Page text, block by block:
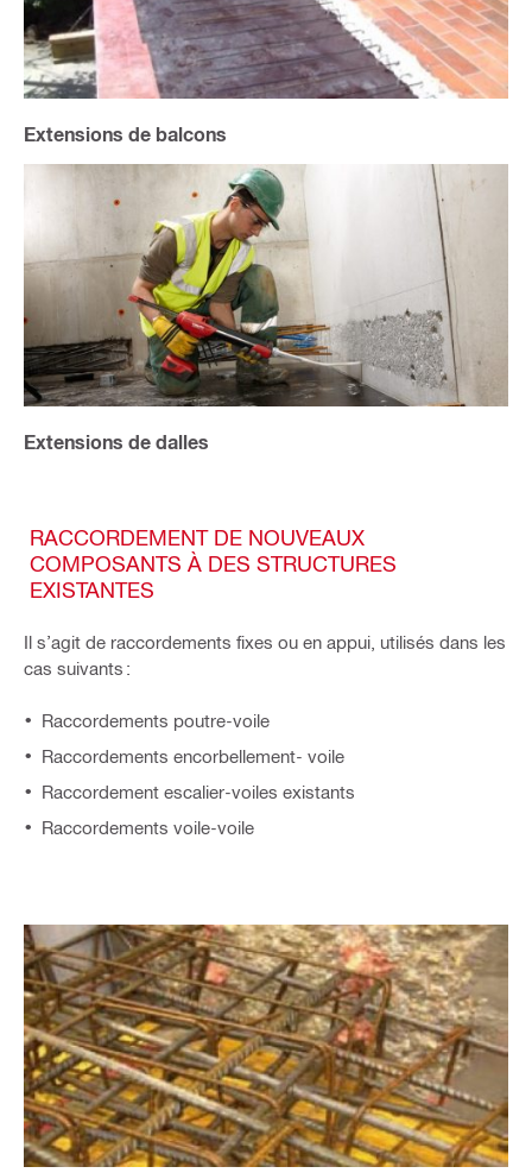
Extensions de balcons
Extensions de dalles
RACCORDEMENT DE NOUVEAUX
COMPOSANTS À DES STRUCTURES
EXISTANTES
Il s’agit de raccordements fixes ou en appui, utilisés dans les
cas suivants :
Raccordements poutre-voile
Raccordements encorbellement- voile
Raccordement escalier-voiles existants
Raccordements voile-voile